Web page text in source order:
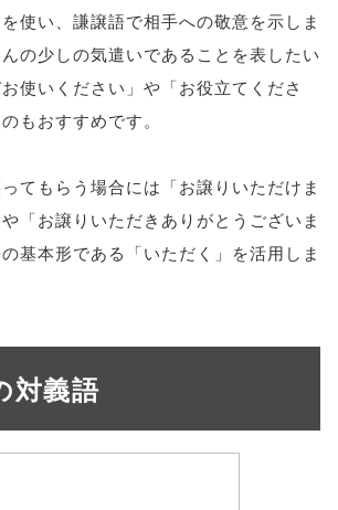
使い、謙譲語で相手への敬意を示しま
の少しの気遣いであることを表したい
使いください」や「お役立てくださ
もおすすめです。
てもらう場合には「お譲りいただけま
「お譲りいただきありがとうございま
基本形である「いただく」を活用しま
対義語